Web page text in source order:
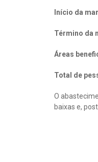
Início da
Término da
Áreas
Total de
O
baixas e,